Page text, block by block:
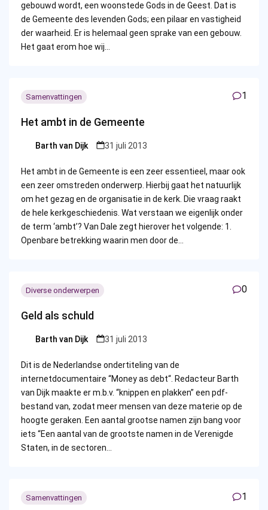
gebouwd wordt, een woonstede Gods in de Geest. Dat is
de Gemeente des levenden Gods; een pilaar en vastigheid
der waarheid. Er is helemaal geen sprake van een gebouw.
Het gaat erom hoe wij…
Samenvattingen 1
Het ambt in de Gemeente
Posted
Barth van Dijk 31 juli 2013
Het ambt in de Gemeente is een zeer essentieel, maar ook
een zeer omstreden onderwerp. Hierbij gaat het natuurlijk
om het gezag en de organisatie in de kerk. Die vraag raakt
de hele kerkgeschiedenis. Wat verstaan we eigenlijk onder
de term ‘ambt’? Van Dale zegt hierover het volgende: 1.
Openbare betrekking waarin men door de…
Diverse onderwerpen 0
Geld als schuld
Posted
Barth van Dijk 31 juli 2013
Dit is de Nederlandse ondertiteling van de
internetdocumentaire “Money as debt“. Redacteur Barth
van Dijk maakte er m.b.v. “knippen en plakken” een pdf-
bestand van, zodat meer mensen van deze materie op de
hoogte geraken. Een aantal grootse namen zijn bang voor
iets “Een aantal van de grootste namen in de Verenigde
Staten, in de sectoren…
Samenvattingen 1